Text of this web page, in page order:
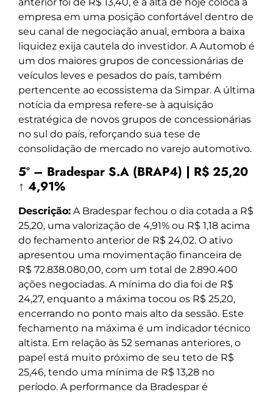
empresa em uma posição confortável dentro de
seu canal de negociação anual, embora a baixa
liquidez exija cautela do investidor. A Automob é
um dos maiores grupos de concessionárias de
veículos leves e pesados do país, também
pertencente ao ecossistema da Simpar. A última
notícia da empresa refere-se à aquisição
estratégica de novos grupos de concessionárias
no sul do país, reforçando sua tese de
consolidação de mercado no varejo automotivo.
5º – Bradespar S.A (BRAP4) | R$ 25,20
↑ 4,91%
Descrição: A Bradespar fechou o dia cotada a R$
25,20, uma valorização de 4,91% ou R$ 1,18 acima
do fechamento anterior de R$ 24,02. O ativo
apresentou uma movimentação financeira de
R$ 72.838.080,00, com um total de 2.890.400
ações negociadas. A mínima do dia foi de R$
24,27, enquanto a máxima tocou os R$ 25,20,
encerrando no ponto mais alto da sessão. Este
fechamento na máxima é um indicador técnico
altista. Em relação às 52 semanas anteriores, o
papel está muito próximo de seu teto de R$
25,46, tendo uma mínima de R$ 13,28 no
período. A performance da Bradespar é